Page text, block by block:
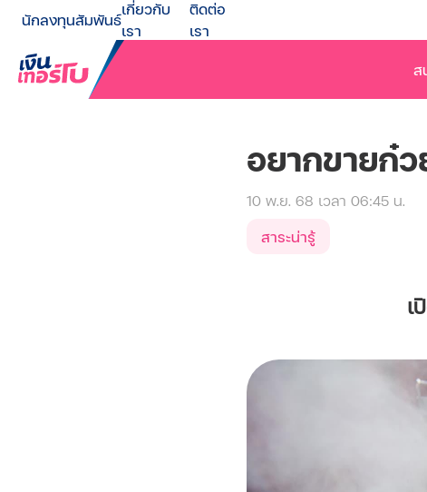
นักลงทุนสัมพันธ์
เกี่ยวกับ
เรา
ติดต่อ
เรา
ส
อยากขายก๋ว
10 พ.ย. 68 เวลา 06:45 น.
สาระน่ารู้
เ